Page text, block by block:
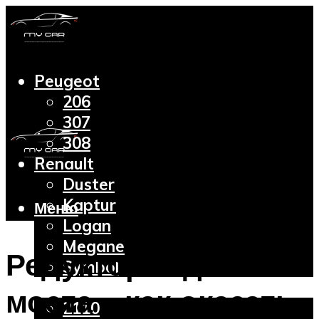
Peugeot
206
307
308
Renault
Duster
Kaptur
Logan
Megane
Symbol
Lada
2110
Меню
Редуктор заднего
моста – как оказать